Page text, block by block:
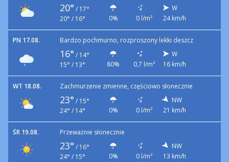
20° / 17°
20° / 16°
0% 0 l/m²
W
24 km/h
PN 17.08. Bardzo pochmurno, rozproszony lekki deszcz
16° / 14°
15° / 13°
80% 0,7 l/m²
W
16 km/h
WT 18.08. Zachmurzenie zmienne, częściowo słonecznie
23° / 15°
24° / 14°
0% 0 l/m²
NW
21 km/h
ŚR 19.08. Przeważnie słonecznie
23° / 16°
24° / 15°
0% 0 l/m²
NW
13 km/h